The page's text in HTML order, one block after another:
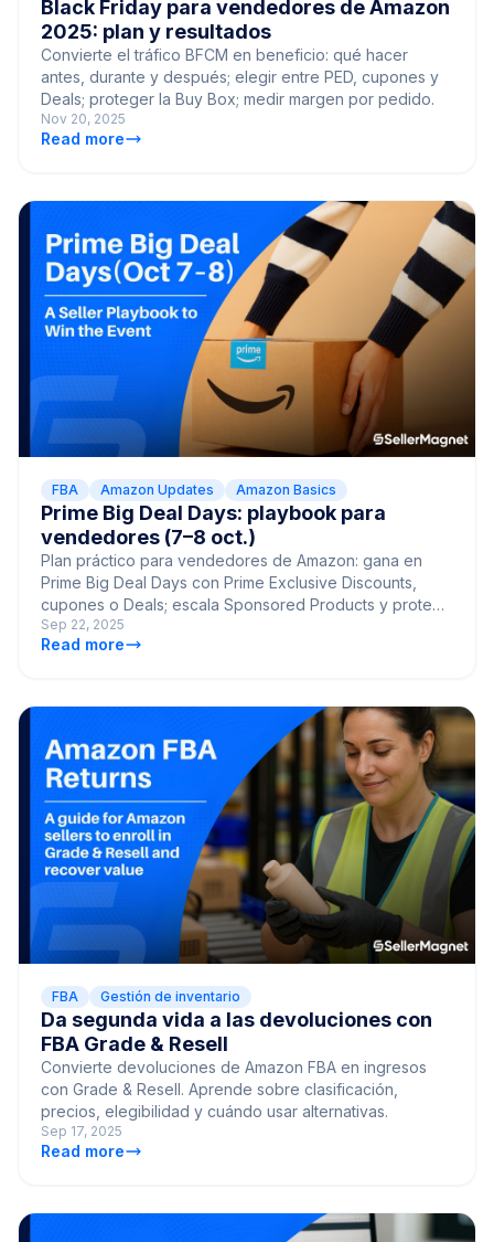
Black Friday para vendedores de Amazon
2025: plan y resultados
Convierte el tráfico BFCM en beneficio: qué hacer
antes, durante y después; elegir entre PED, cupones y
Deals; proteger la Buy Box; medir margen por pedido.
Nov 20, 2025
Read more
FBA Amazon Updates Amazon Basics
Prime Big Deal Days: playbook para
vendedores (7–8 oct.)
Plan práctico para vendedores de Amazon: gana en
Prime Big Deal Days con Prime Exclusive Discounts,
cupones o Deals; escala Sponsored Products y protege
el margen.
Sep 22, 2025
Read more
FBA Gestión de inventario
Da segunda vida a las devoluciones con
FBA Grade & Resell
Convierte devoluciones de Amazon FBA en ingresos
con Grade & Resell. Aprende sobre clasificación,
precios, elegibilidad y cuándo usar alternativas.
Sep 17, 2025
Read more